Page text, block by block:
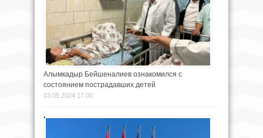
Алымкадыр Бейшеналиев ознакомился с
состоянием пострадавших детей
03.05.2024 17:00